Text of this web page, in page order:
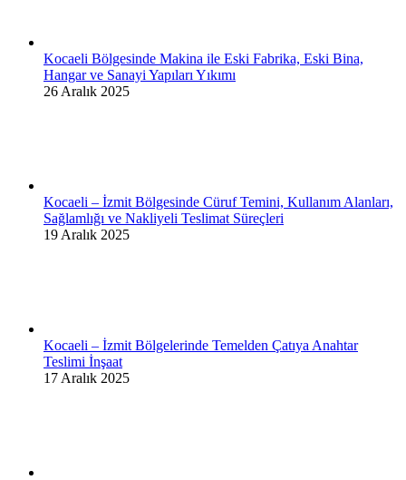
Kocaeli Bölgesinde Makina ile Eski Fabrika, Eski Bina,
Hangar ve Sanayi Yapıları Yıkımı
26 Aralık 2025
Kocaeli – İzmit Bölgesinde Cüruf Temini, Kullanım Alanları,
Sağlamlığı ve Nakliyeli Teslimat Süreçleri
19 Aralık 2025
Kocaeli – İzmit Bölgelerinde Temelden Çatıya Anahtar
Teslimi İnşaat
17 Aralık 2025